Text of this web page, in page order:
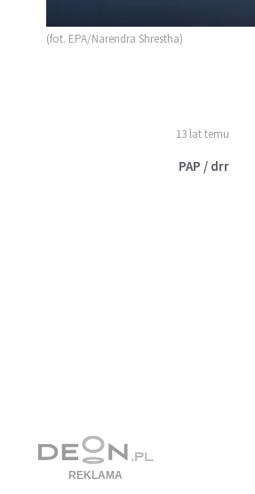
(fot. EPA/Narendra Shrestha)
13 lat temu
PAP / drr